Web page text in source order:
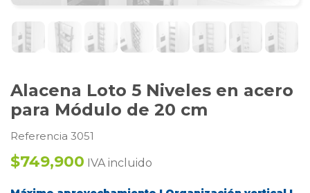
Alacena Loto 5 Niveles en acero
para Módulo de 20 cm
Referencia 3051
$749,900 IVA incluido